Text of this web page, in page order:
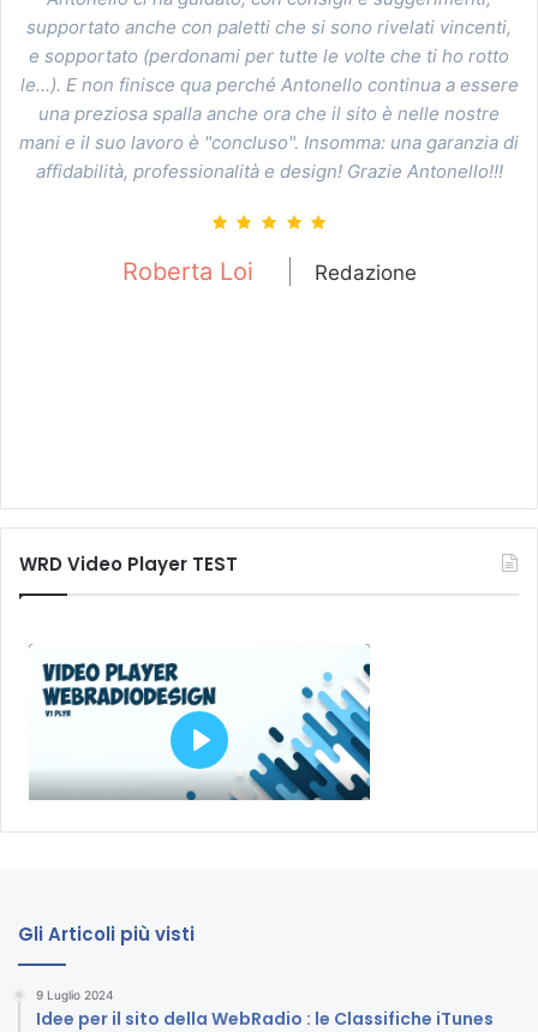
rotto
di
Giuseppe Fiorenza Redazione
WRD Video Player TEST
Gli Articoli più visti
9 Luglio 2024
Idee per il sito della WebRadio : le Classifiche iTunes